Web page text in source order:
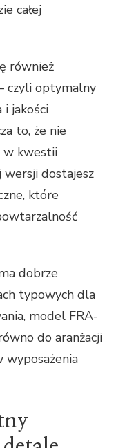
całej
również
czyli optymalny
jakości
to, że nie
w kwestii
dostajesz
które
dobrze
typowych dla
model FRA-
do aranżacji
wyposażenia